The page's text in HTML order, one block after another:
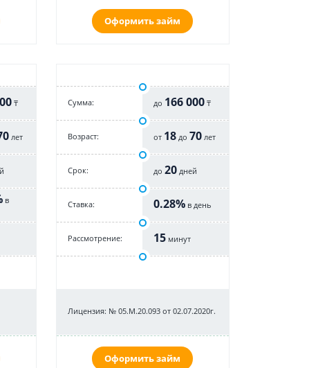
Оформить займ
₸
лет
в
Cумма: до 166 000 ₸
Возраст: от 18 до 70 лет
Срок: до20 дней
Cтавка: 0.28% в день
Рассмотрение: 15 минут
Лицензия: № 05.М.20.093 от 02.07.2020г.
Оформить займ